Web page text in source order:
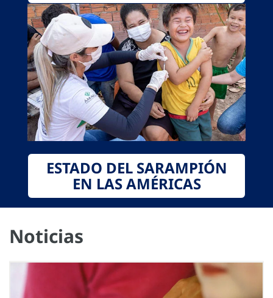
ESTADO DEL SARAMPIÓN
EN LAS AMÉRICAS
Noticias